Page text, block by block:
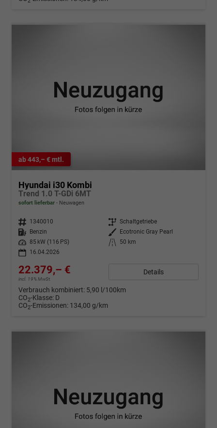
ab 443,– € mtl.
Hyundai i30 Kombi
Trend 1.0 T-GDi 6MT
sofort lieferbar Neuwagen
Fahrzeugnr. 1340010 Getriebe Schaltgetriebe
Kraftstoff
Benzin Außenfarbe
Ecotronic Gray Pearl
Leistung
85 kW (116 PS) Kilometerstand
50 km
16.04.2026
22.379,– €
incl. 19% MwSt.
Details
Verbrauch kombiniert: 5,90 l/100km
CO2-Klasse: D
CO2-Emissionen: 134,00 g/km